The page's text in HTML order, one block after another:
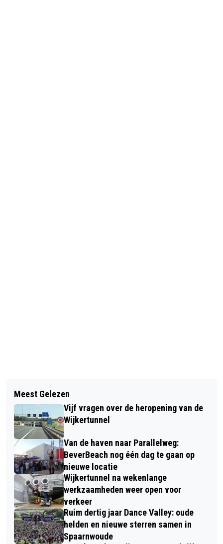
COLLEGE BIEDT ALTERNATIEF
SCENARIO LANDGOED ADRICHEM MET
BEHOUD VIJVER
BEVERWIJK UIT DE KUNST 2023
RONDOM HET KERKPLEIN
Meest Gelezen
Vijf vragen over de heropening van de
Wijkertunnel
Van de haven naar Parallelweg:
BeverBeach nog één dag te gaan op
nieuwe locatie
Wijkertunnel na wekenlange
werkzaamheden weer open voor
verkeer
Ruim dertig jaar Dance Valley: oude
helden en nieuwe sterren samen in
Spaarnwoude